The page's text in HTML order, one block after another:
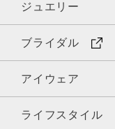
ジュエリー
ブライダル
アイウェア
ライフスタイル